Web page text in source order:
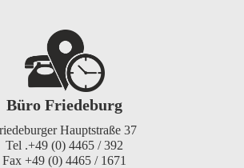
Büro Friedeburg
Hauptstraße 37
Tel .+49 (0) 4465 / 392
Fax +49 (0) 4465 / 1671